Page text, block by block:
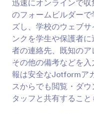
迅速にオンラインで
のフォームビルダー
ズし、学校のウェブ
ンクを学生や保護者
者の連絡先、既知のア
その他の備考などを
報は安全なJotformア
スからでも閲覧・ダ
タッフと共有すること
ともできるので、ダ
共有が簡単にでき
ストのテンプレー
ームビルダーを使
に更新することが
たり、記入可能な
ップロードして、
るために配色をカ
100種類以上のフォ
に使用している他の